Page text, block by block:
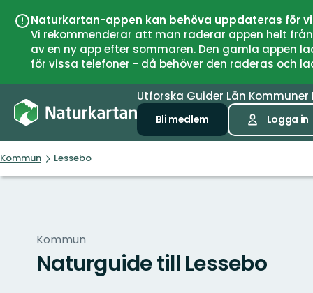
Naturkartan-appen kan behöva uppdateras för
Vi rekommenderar att man raderar appen helt
av en ny app efter sommaren. Den gamla
för vissa telefoner - då behöver den raderas och
Utforska Guider Län Kommuner
Bli medlem Logga in
Kommun Lessebo
Kommun
Naturguide till Lessebo